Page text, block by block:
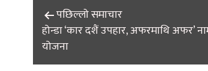
Post
navigation
पछिल्लाे समाचार
होन्डा ‘कार दशैं उपहार, अफरमाथि अफर’
योजना